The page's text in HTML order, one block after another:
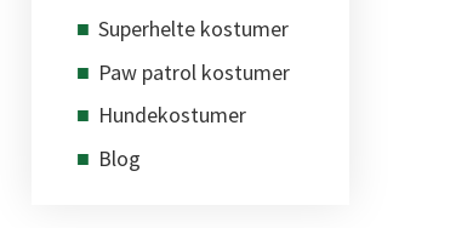
Superhelte kostumer
Paw patrol kostumer
Hundekostumer
Blog